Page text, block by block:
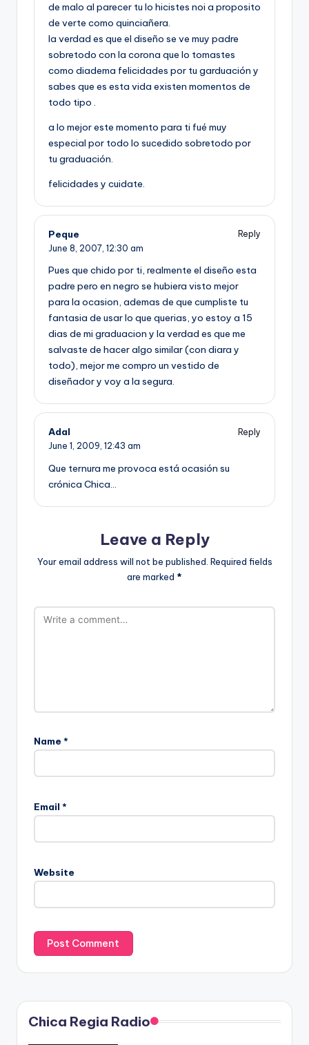
de malo al parecer tu lo hicistes noi a proposito
de verte como quinciañera.
la verdad es que el diseño se ve muy padre
sobretodo con la corona que lo tomastes
como diadema felicidades por tu garduación y
sabes que es esta vida existen momentos de
todo tipo .
a lo mejor este momento para ti fué muy
especial por todo lo sucedido sobretodo por
tu graduación.
felicidades y cuidate.
Peque
Reply
June 8, 2007, 12:30 am
Pues que chido por ti, realmente el diseño esta
padre pero en negro se hubiera visto mejor
para la ocasion, ademas de que cumpliste tu
fantasia de usar lo que querias, yo estoy a 15
dias de mi graduacion y la verdad es que me
salvaste de hacer algo similar (con diara y
todo), mejor me compro un vestido de
diseñador y voy a la segura.
Adal
Reply
June 1, 2009, 12:43 am
Que ternura me provoca está ocasión su
crónica Chica…
Leave a Reply
Your email address will not be published. Required fields
are marked *
Name *
Email *
Website
Chica Regia Radio